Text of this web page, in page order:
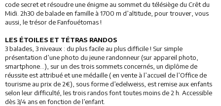
code secret et résoudre une énigme au sommet du télésiège du Crêt du
Midi. 2h30 de balade en famille à 1700 m d’altitude, pour trouver, vous
aussi, le trésor de Fanfouétomas !
LES ÉTOILES ET TÉTRAS RANDOS
3 balades, 3 niveaux : du plus facile au plus difficile ! Sur simple
présentation d’une photo du jeune randonneur (sur appareil photo,
smartphone…), sur un des trois sommets concernés, un diplôme de
réussite est attribué et une médaille ( en vente à l’accueil de l’Office de
tourisme au prix de 2€), sous forme d’edelweiss, est remise aux enfants
selon leur difficulté, les trois randos font toutes moins de 2 h. Accessible
dès 3/4 ans en fonction de l’enfant.